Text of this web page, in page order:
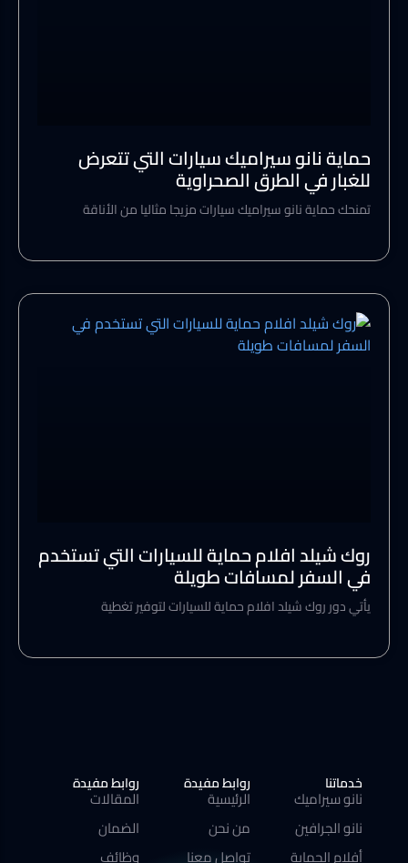
حماية نانو سيراميك سيارات التي تتعرض
للغبار في الطرق الصحراوية
تمنحك حماية نانو سيراميك سيارات مزيجا مثاليا من الأناقة
روك شيلد افلام حماية للسيارات التي تستخدم
في السفر لمسافات طويلة
يأتي دور روك شيلد افلام حماية للسيارات لتوفير تغطية
خدماتنا
نانو سيراميك
نانو الجرافين
أفلام الحماية
روابط مفيدة
الرئيسية
من نحن
تواصل معنا
روابط مفيدة
المقالات
الضمان
وظائف